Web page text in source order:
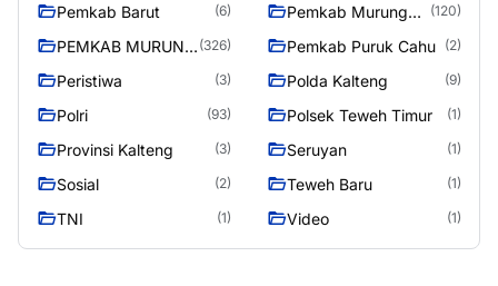
Pemkab Barut (6)
Pemkab Murung
(120)
PEMKAB MURUNG (326) Pemkab Puruk Cahu (2)
Peristiwa (3) Polda Kalteng (9)
Polri (93) Polsek Teweh Timur (1)
Provinsi Kalteng (3) Seruyan (1)
Sosial (2) Teweh Baru (1)
TNI (1) Video (1)